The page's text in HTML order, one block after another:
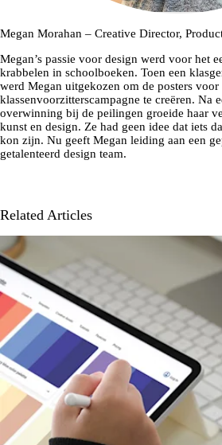
Megan Morahan – Creative Director,
Megan’s passie voor design werd voor het
krabbelen in schoolboeken. Toen een
werd Megan uitgekozen om de posters voor
klassenvoorzitterscampagne te creëren. Na
overwinning bij de peilingen groeide haar
kunst en design. Ze had geen idee dat iets
kon zijn. Nu geeft Megan leiding aan een
getalenteerd design team.
Related Articles